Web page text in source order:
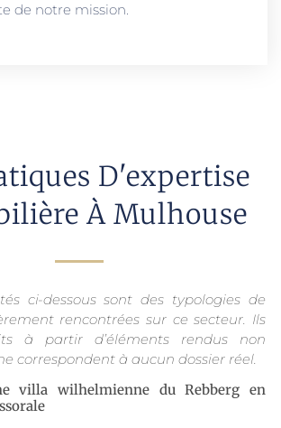
de notre mission.
D'expertise
À Mulhouse
ci-dessous sont des typologies de
rencontrées sur ce secteur. Ils
à partir d’éléments rendus non
correspondent à aucun dossier réel.
villa wilhelmienne du Rebberg en